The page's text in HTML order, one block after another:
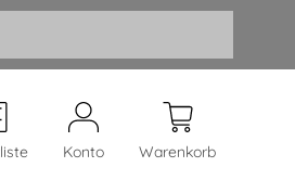
Konto Warenkorb